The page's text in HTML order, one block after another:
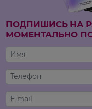
ПОДПИШИСЬ НА
МОМЕНТАЛЬНО